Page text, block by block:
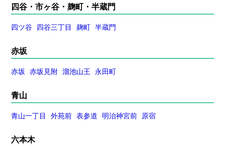
四谷・市ヶ谷・麹町・半蔵門
四ツ谷 四谷三丁目 麹町 半蔵門
赤坂
赤坂 赤坂見附 溜池山王 永田町
青山
青山一丁目 外苑前 表参道 明治神宮前 原宿
六本木